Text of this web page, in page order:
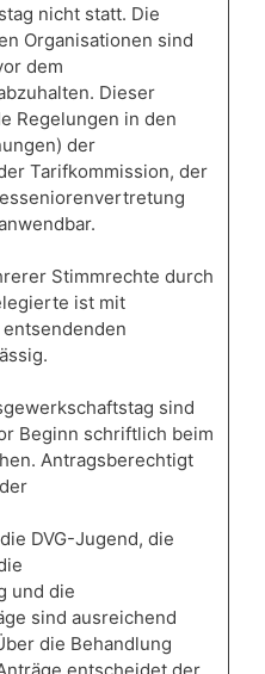
nicht statt. Die
Organisationen sind
dem
Dieser
Regelungen in den
der
Tarifkommission, der
Stimmrechte durch
ist mit
sind
Beginn schriftlich beim
Antragsberechtigt
DVG-Jugend, die
und die
sind ausreichend
die Behandlung